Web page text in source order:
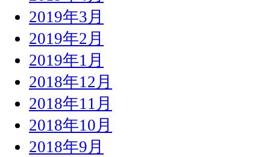
2019年3月
2019年2月
2019年1月
2018年12月
2018年11月
2018年10月
2018年9月